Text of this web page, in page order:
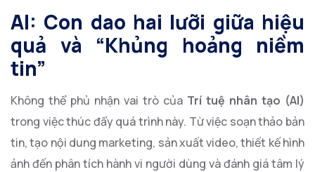
AI: Con dao hai lưỡi giữa hiệu
quả và “Khủng hoảng niềm
tin”
Không thể phủ nhận vai trò của Trí tuệ nhân tạo (AI)
trong việc thúc đẩy quá trình này. Từ việc soạn thảo bản
tin, tạo nội dung marketing, sản xuất video, thiết kế hình
ảnh đến phân tích hành vi người dùng và đánh giá tâm lý